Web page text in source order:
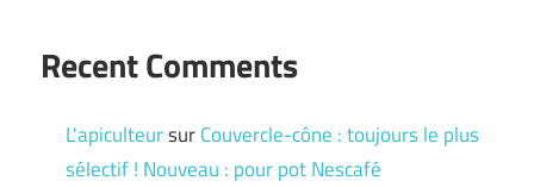
Recent Comments
L'apiculteursurCouvercle-cône : toujours le plus
sélectif ! Nouveau : pour pot Nescafé